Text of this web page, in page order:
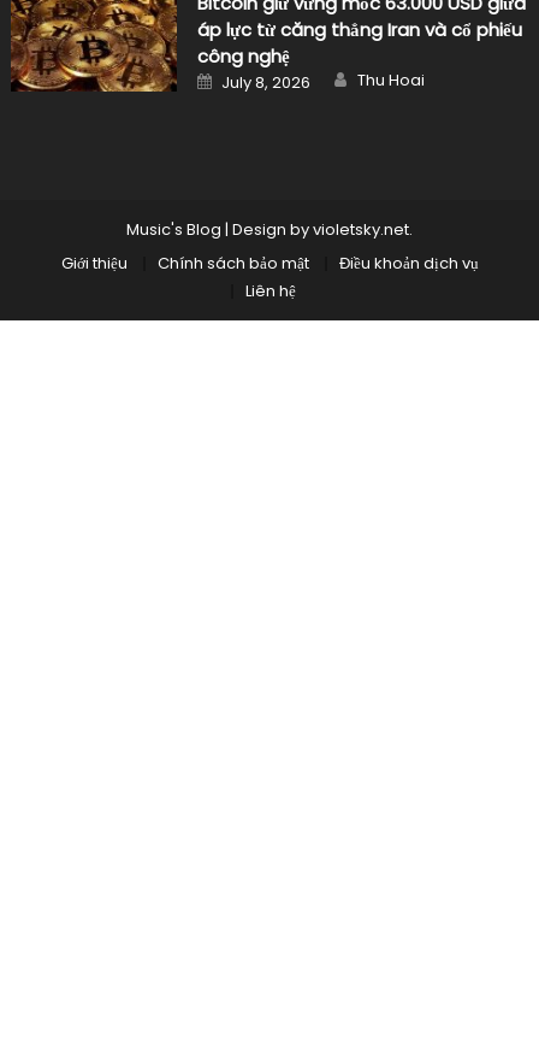
áp lực từ căng thẳng Iran và cổ phiếu
công nghệ
Posted
on
July 8, 2026 Author
Thu Hoai
Music's Blog | Design byvioletsky.net.
Giới thiệu
Chính sách bảo mật
Điều khoản dịch vụ
Liên hệ